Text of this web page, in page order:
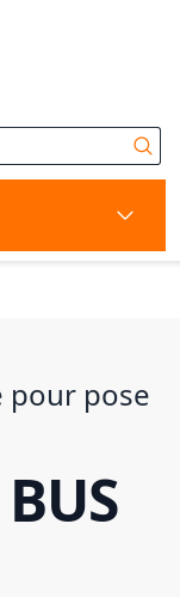
pour pose